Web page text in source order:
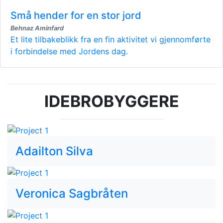
Små hender for en stor jord
Behnaz Aminfard
Et lite tilbakeblikk fra en fin aktivitet vi gjennomførte
i forbindelse med Jordens dag.
IDEBROBYGGERE
Adailton Silva
Veronica Sagbråten